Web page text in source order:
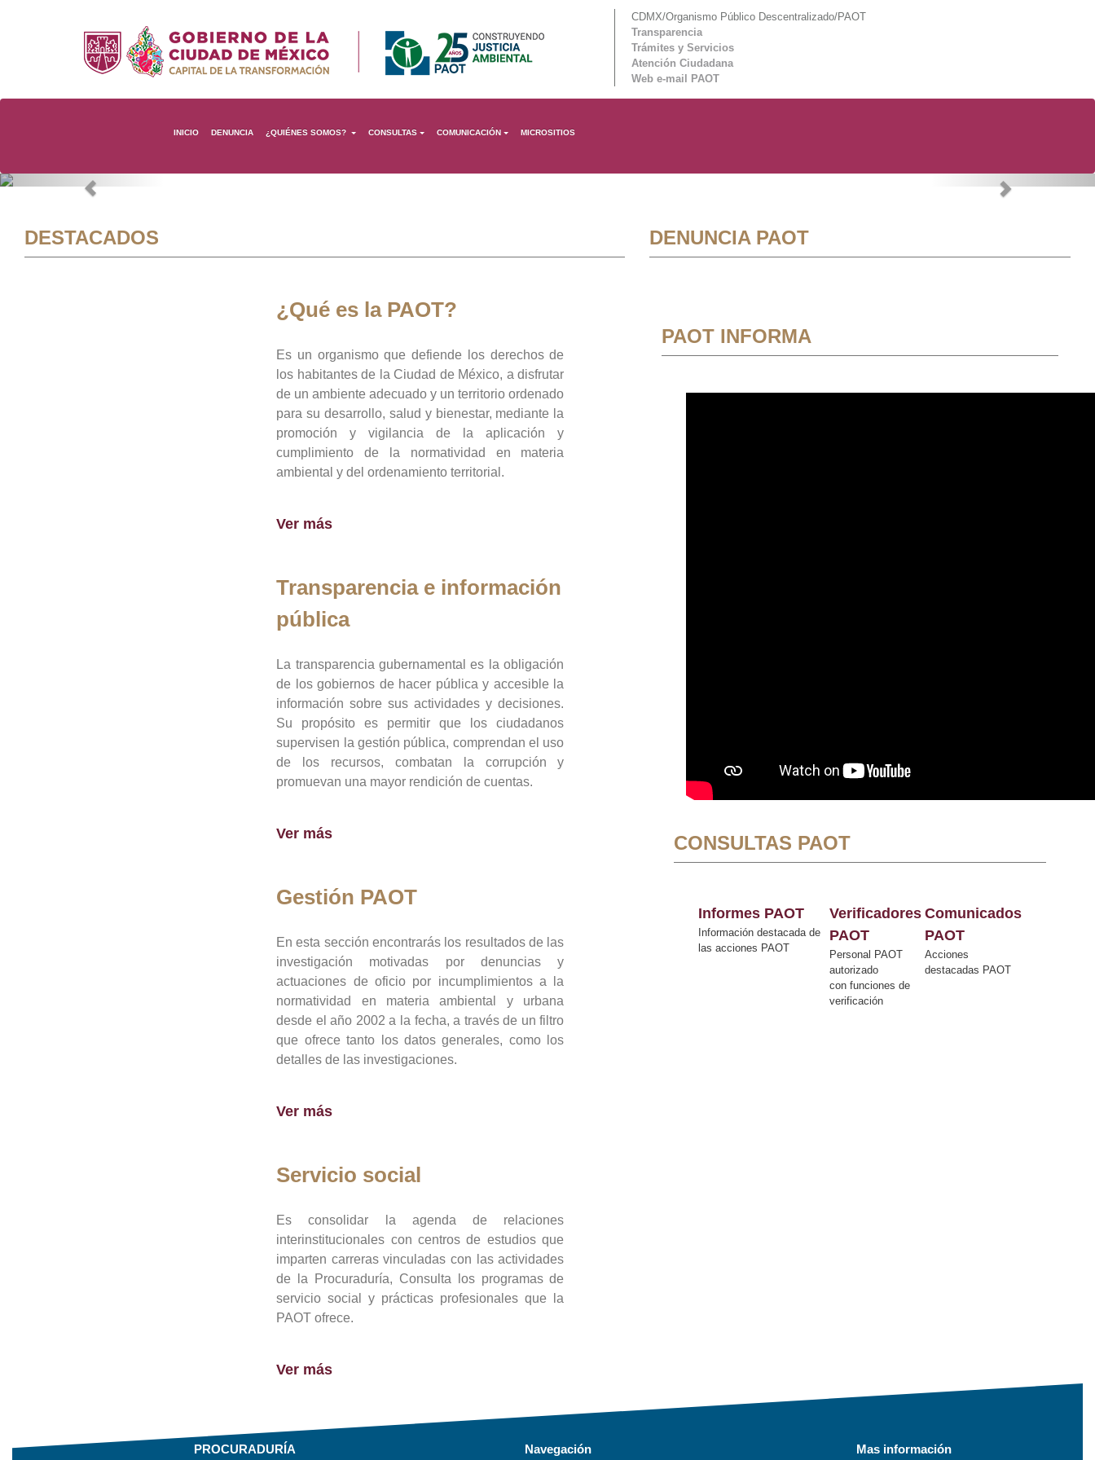
CDMX/Organismo Público Descentralizado/PAOT
Transparencia
Trámites y Servicios
Atención Ciudadana
Web e-mail PAOT
INICIO DENUNCIA ¿QUIÉNES SOMOS? CONSULTAS COMUNICACIÓN MICROSITIOS
Previous Next
DESTACADOS
¿Qué es la PAOT?
Es un organismo que defiende los derechos de
los habitantes de la Ciudad de México, a disfrutar
de un ambiente adecuado y un territorio ordenado
para su desarrollo, salud y bienestar, mediante la
promoción y vigilancia de la aplicación y
cumplimiento de la normatividad en materia
ambiental y del ordenamiento territorial.
Ver más
Transparencia e información
pública
La transparencia gubernamental es la obligación
de los gobiernos de hacer pública y accesible la
información sobre sus actividades y decisiones.
Su propósito es permitir que los ciudadanos
supervisen la gestión pública, comprendan el uso
de los recursos, combatan la corrupción y
promuevan una mayor rendición de cuentas.
Ver más
Gestión PAOT
En esta sección encontrarás los resultados de las
investigación motivadas por denuncias y
actuaciones de oficio por incumplimientos a la
normatividad en materia ambiental y urbana
desde el año 2002 a la fecha, a través de un filtro
que ofrece tanto los datos generales, como los
detalles de las investigaciones.
Ver más
Servicio social
Es consolidar la agenda de relaciones
interinstitucionales con centros de estudios que
imparten carreras vinculadas con las actividades
de la Procuraduría, Consulta los programas de
servicio social y prácticas profesionales que la
PAOT ofrece.
Ver más
DENUNCIA PAOT
PAOT INFORMA
CONSULTAS PAOT
Informes PAOT
Información destacada de
las acciones PAOT
Verificadores
PAOT
Personal PAOT
autorizado
con funciones de
verificación
Comunicados
PAOT
Acciones
destacadas PAOT
PROCURADURÍA Navegación Mas información